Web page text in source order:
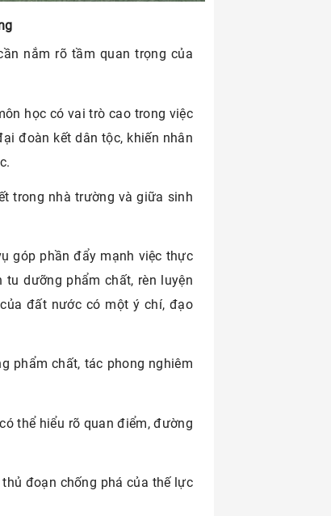
nắm rõ tầm quan trọng của
học có vai trò cao trong việc
đoàn kết dân tộc, khiến nhân
trong nhà trường và giữa sinh
góp phần đẩy mạnh việc thực
dưỡng phẩm chất, rèn luyện
đất nước có một ý chí, đạo
phẩm chất, tác phong nghiêm
thể hiểu rõ quan điểm, đường
đoạn chống phá của thế lực